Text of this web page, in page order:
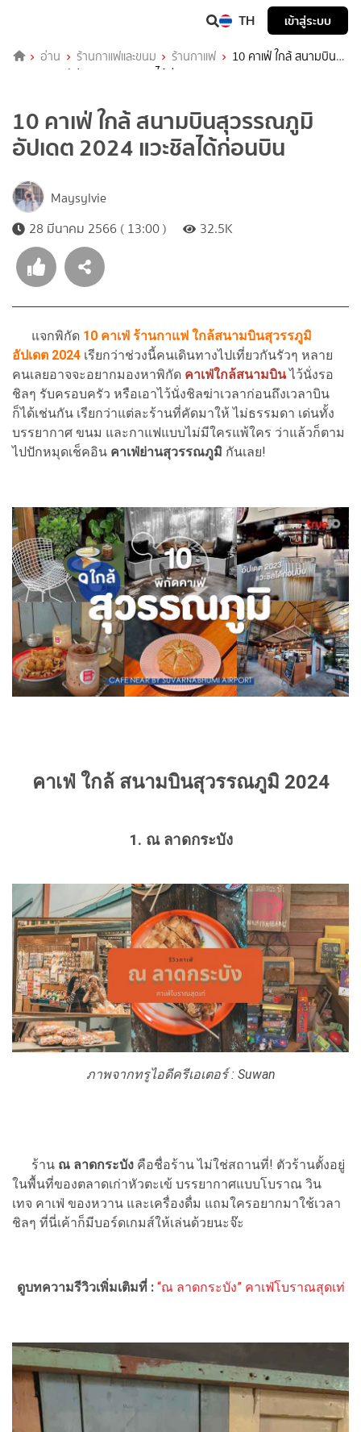
TH เข้าสู่ระบบ
อ่าน ร้านกาแฟและขนม ร้านกาแฟ
10 คาเฟ่ ใกล้ สนามบิน
สุวรรณภูมิ อัปเดต 2024 แวะชิลได้ก่อนบิน
10 คาเฟ่ ใกล้ สนามบินสุวรรณภูมิ
อัปเดต 2024 แวะชิลได้ก่อนบิน
Maysylvie
28 มีนาคม 2566 ( 13:00 )
32.5K
แจกพิกัด 10 คาเฟ่ ร้านกาแฟ ใกล้สนามบินสุวรรภูมิ
อัปเดต 2024 เรียกว่าช่วงนี้คนเดินทางไปเที่ยวกันรัวๆ หลาย
คนเลยอาจจะอยากมองหาพิกัด คาเฟ่ใกล้สนามบินไว้นั่งรอ
ชิลๆ รับครอบครัว หรือเอาไว้นั่งชิลฆ่าเวลาก่อนถึงเวลาบิน
ก็ได้เช่นกัน เรียกว่าแต่ละร้านที่คัดมาให้ ไม่ธรรมดา เด่นทั้ง
บรรยากาศ ขนม และกาแฟแบบไม่มีใครแพ้ใคร ว่าแล้วก็ตาม
ไปปักหมุดเช็คอิน คาเฟ่ย่านสุวรรณภูมิ กันเลย!
คาเฟ่ ใกล้ สนามบินสุวรรณภูมิ 2024
1. ณ ลาดกระบัง
ภาพจากทรูไอดีครีเอเตอร์ : Suwan
ร้าน ณ ลาดกระบัง คือชื่อร้าน ไม่ใช่สถานที่! ตัวร้านตั้งอยู่
ในพื้นที่ของตลาดเก่าหัวตะเข้ บรรยากาศแบบโบราณ วิน
เทจ คาเฟ่ ของหวาน และเครื่องดื่ม แถมใครอยากมาใช้เวลา
ชิลๆ ที่นี่เค้าก็มีบอร์ดเกมส์ให้เล่นด้วยนะจ๊ะ
ดูบทความรีวิวเพิ่มเติมที่ : “ณ ลาดกระบัง” คาเฟ่โบราณสุดเท่